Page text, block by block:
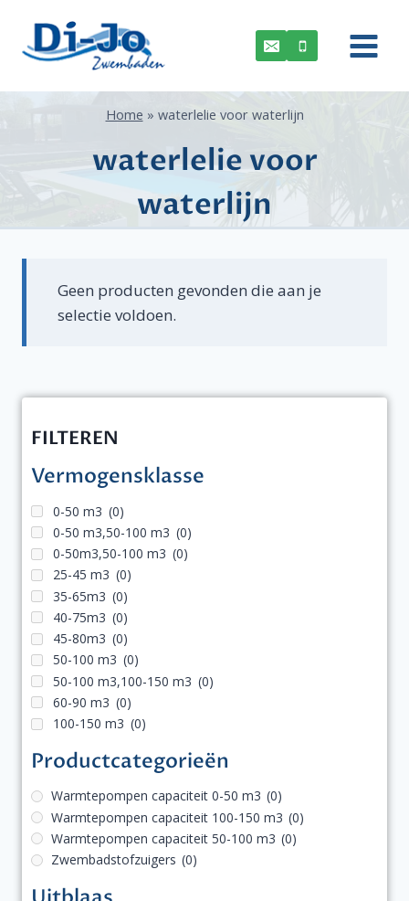
inhoud
Home » waterlelie voor waterlijn
waterlelie voor
waterlijn
Geen producten gevonden die aan je
selectie voldoen.
FILTEREN
Vermogensklasse
0-50 m3 (0)
0-50 m3,50-100 m3 (0)
0-50m3,50-100 m3 (0)
25-45 m3 (0)
35-65m3 (0)
40-75m3 (0)
45-80m3 (0)
50-100 m3 (0)
50-100 m3,100-150 m3 (0)
60-90 m3 (0)
100-150 m3 (0)
Productcategorieën
Warmtepompen capaciteit 0-50 m3 (0)
Warmtepompen capaciteit 100-150 m3 (0)
Warmtepompen capaciteit 50-100 m3 (0)
Zwembadstofzuigers (0)